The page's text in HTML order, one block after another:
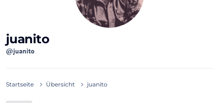
juanito
@juanito
Startseite Übersicht juanito